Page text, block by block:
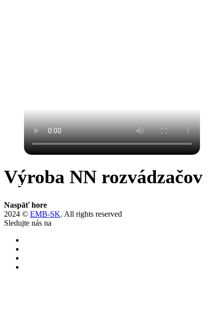
Výroba NN rozvádzačov
Naspäť hore
2024 © EMB-SK. All rights reserved
Sledujte nás na